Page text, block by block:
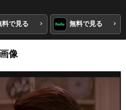
料で見る 無料で見る
像